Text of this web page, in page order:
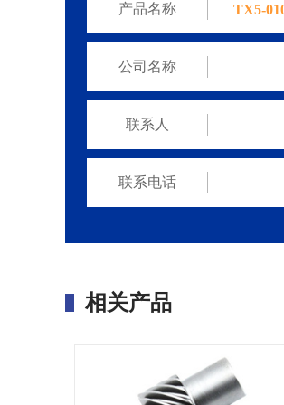
产品名称
公司名称
联系人
联系电话
相关产品